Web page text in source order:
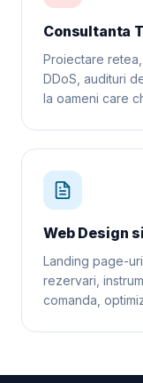
Consultanta
Proiectare
DDoS, audituri
la oameni care
Web Design
Landing page-
rezervari,
comanda,